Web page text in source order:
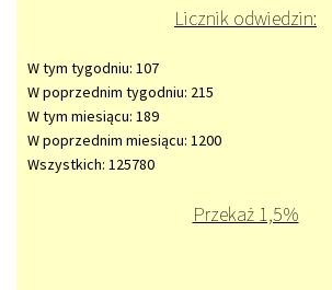
Licznik odwiedzin:
W tym tygodniu: 107
W poprzednim tygodniu: 215
W tym miesiącu: 189
W poprzednim miesiącu: 1200
Wszystkich: 125780
Przekaż 1,5%